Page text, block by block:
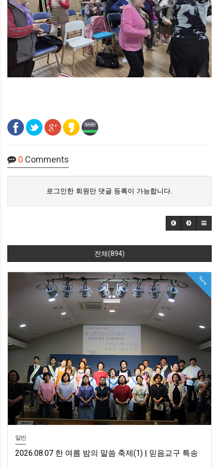
0 Comments
로그인한 회원만 댓글 등록이 가능합니다.
전체(894)
New
일반
2026.08.07 한 여름 밤의 말씀 축제(1) | 믿음교구 특송